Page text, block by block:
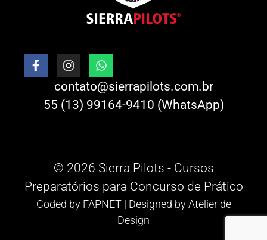
contato@sierrapilots.com.br
55 (13) 99164-9410 (WhatsApp)
© 2026 Sierra Pilots - Cursos
Preparatórios para Concurso de Prático
Coded by FAPNET| Designed byAtelier de
Design